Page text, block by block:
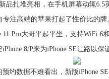
扎堆亮相，在手机屏幕动辄6.5
专注高端的苹果打起了性价比的
11 Pro大哥平起平坐，支持WiFi 6
8/P来为iPhone SE让路以保
数据不难看出，新版iPhone